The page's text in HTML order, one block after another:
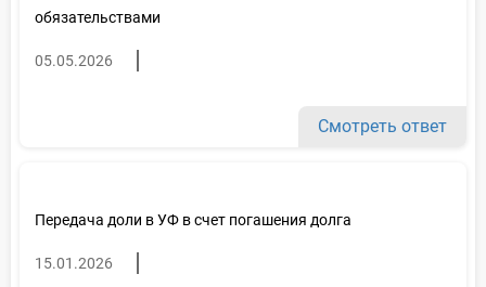
обязательствами
05.05.2026
Смотреть ответ
Передача доли в УФ в счет погашения долга
15.01.2026